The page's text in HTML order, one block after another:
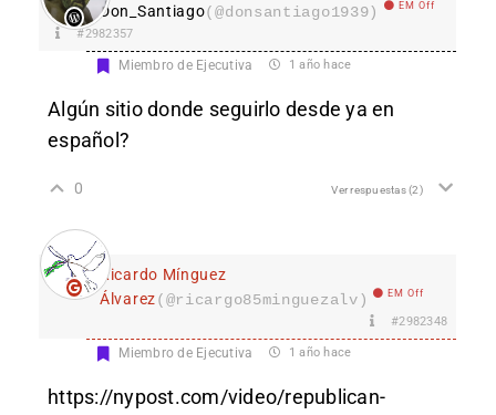
Don_Santiago(@donsantiago1939) EM Off
#2982357
Miembro de Ejecutiva 1 año hace
Algún sitio donde seguirlo desde ya en
español?
0 Ver respuestas(2)
Ricardo Mínguez
Álvarez(@ricargo85minguezalv) EM Off
#2982348
Miembro de Ejecutiva 1 año hace
https://nypost.com/video/republican-